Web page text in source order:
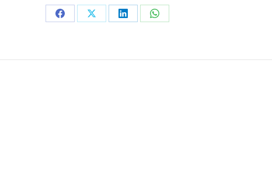
PartagerPartagerPartagerPartager